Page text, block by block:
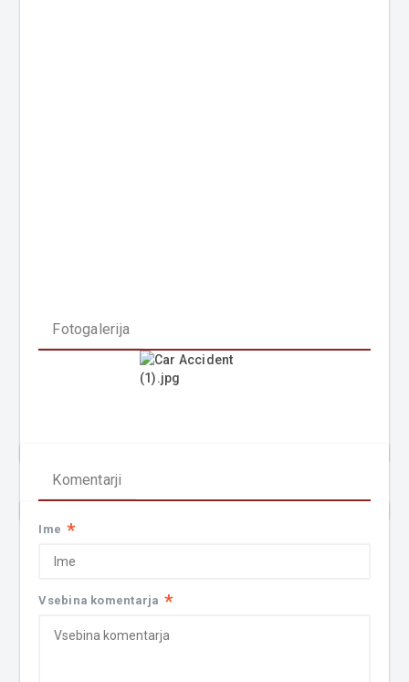
Fotogalerija
Komentarji
Ime *
Vsebina komentarja *